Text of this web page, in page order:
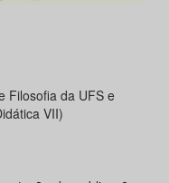
Filosofia da UFS e
VII)